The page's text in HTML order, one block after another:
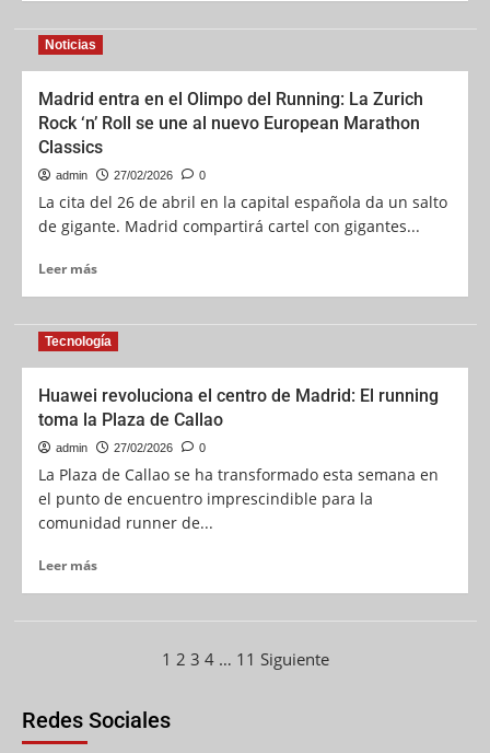
Noticias
Madrid entra en el Olimpo del Running: La Zurich
Rock ‘n’ Roll se une al nuevo European Marathon
Classics
admin 27/02/2026 0
La cita del 26 de abril en la capital española da un salto
de gigante. Madrid compartirá cartel con gigantes...
Leer más
Tecnología
Huawei revoluciona el centro de Madrid: El running
toma la Plaza de Callao
admin 27/02/2026 0
La Plaza de Callao se ha transformado esta semana en
el punto de encuentro imprescindible para la
comunidad runner de...
Leer más
1 2 3 4 … 11 Siguiente
Redes Sociales